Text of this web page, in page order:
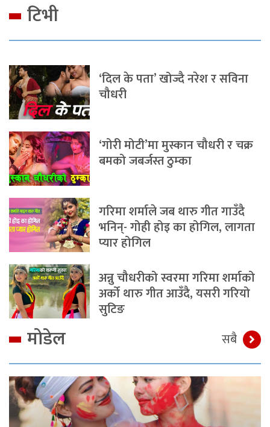
टिभी
‘दिल के पता’ खोज्दै नरेश र सविना
चौधरी
‘गोरी मोटी’मा मुस्कान चौधरी र चक्र
बमको जबर्जस्त ठुम्का
गरिमा शर्माले जब थारु गीत गाउँदै
भनिन्- गोही होइ का होगिल, लागता
प्यार होगिल
अन्नु चौधरीको स्वरमा गरिमा शर्माको
अर्को थारु गीत आउँदै, यसरी गरियो
सुटिङ
मोडेल सबै